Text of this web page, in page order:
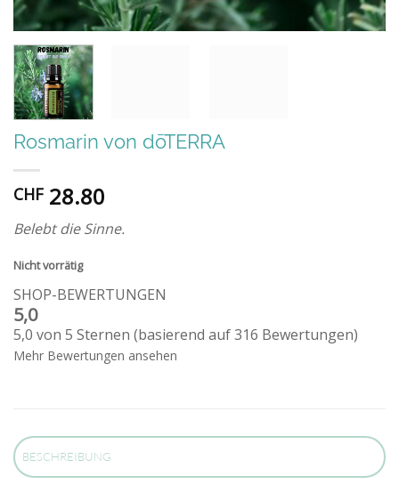
Rosmarin von dōTERRA
CHF 28.80
Belebt die Sinne.
Nicht vorrätig
SHOP-BEWERTUNGEN
5,0
5,0 von 5 Sternen (basierend auf 316 Bewertungen)
Mehr Bewertungen ansehen
BESCHREIBUNG